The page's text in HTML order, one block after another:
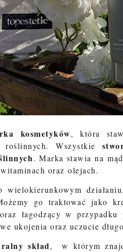
kosmetyków, która
roślinnych. Wszystkie
. Marka stawia na
oraz olejach.
wielokierunkowym
go traktować jako
łagodzący w
ukojenia oraz uczucie
skład, w którym